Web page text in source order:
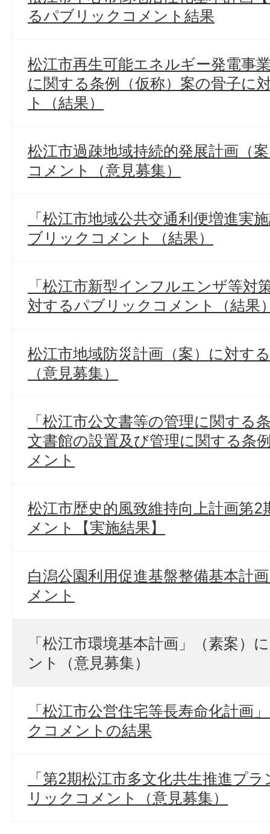
るパブリックコメント結果
松江市再生可能エネルギー発電事
に関する条例（仮称）案の骨子に
ト（結果）
松江市過疎地域持続的発展計画（
コメント（意見募集）
「松江市地域公共交通利便増進実
ブリックコメント（結果）
「松江市新型インフルエンザ等対
対するパブリックコメント（結果
松江市地域防災計画（案）に対す
（意見募集）
「松江市公文書等の管理に関する
文書館の設置及び管理に関する条
メント
松江市歴史的風致維持向上計画第
メント【実施結果】
白潟公園利用促進基盤整備基本計
メント
「松江市環境基本計画」（素案）
ント（意見募集）
「松江市公営住宅等長寿命化計画
クコメントの結果
「第2期松江市多文化共生推進プ
リックコメント（意見募集）